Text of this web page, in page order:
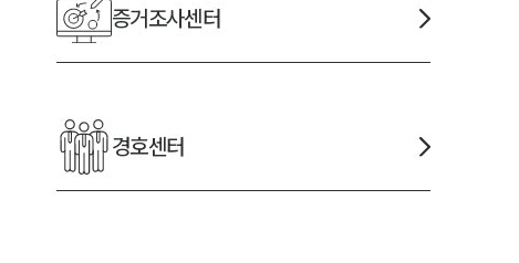
증거조사센터
경호센터